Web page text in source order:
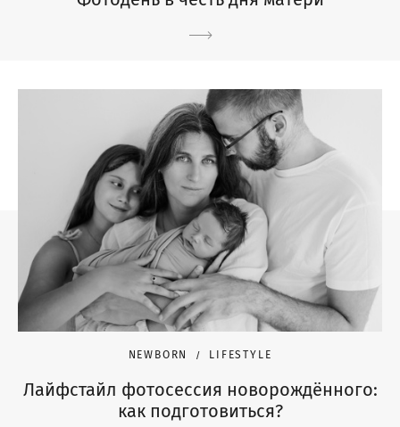
NEWBORN LIFESTYLE
Лайфстайл фотосессия новорождённого:
как подготовиться?